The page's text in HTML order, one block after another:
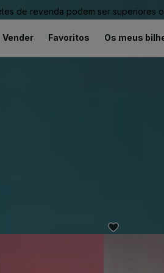
de revenda podem ser superiores
Vender Favoritos Os meus